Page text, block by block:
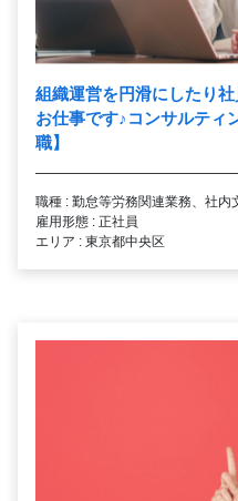
組織運営を円滑にしたり
お仕事です♪ コンサルティ
職】
職種 : 勤怠等労務関連業務、社内
雇用形態 : 正社員
エリア : 東京都中央区